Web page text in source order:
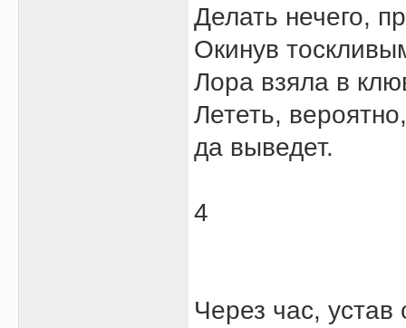
Делать нечего,
Окинув
Лора взяла в
Лететь,
да выведет.
4
Через час, устав